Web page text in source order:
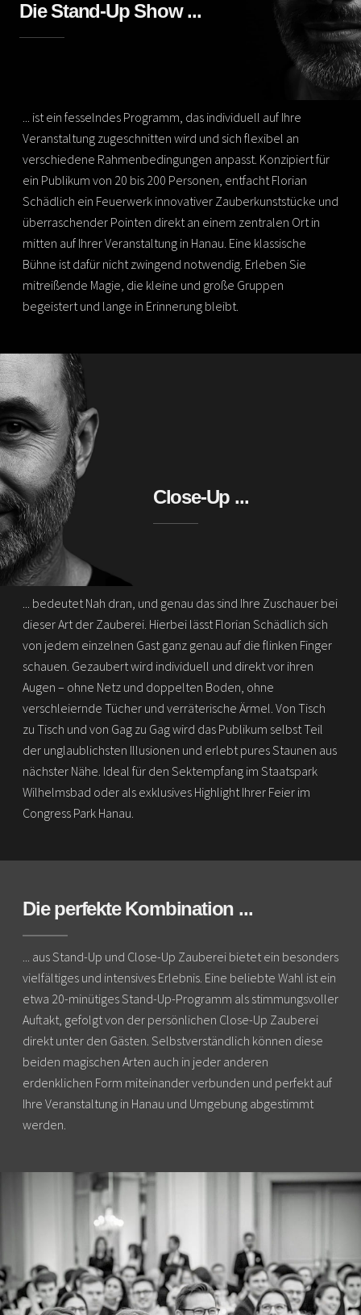
Die Stand-Up Show ...
... ist ein fesselndes Programm, das individuell auf Ihre
Veranstaltung zugeschnitten wird und sich flexibel an
verschiedene Rahmenbedingungen anpasst. Konzipiert für
ein Publikum von 20 bis 200 Personen, entfacht Florian
Schädlich ein Feuerwerk innovativer Zauberkunststücke und
überraschender Pointen direkt an einem zentralen Ort in
mitten auf Ihrer Veranstaltung in Hanau. Eine klassische
Bühne ist dafür nicht zwingend notwendig. Erleben Sie
mitreißende Magie, die kleine und große Gruppen
begeistert und lange in Erinnerung bleibt.
Close-Up ...
... bedeutet Nah dran, und genau das sind Ihre Zuschauer bei
dieser Art der Zauberei. Hierbei lässt Florian Schädlich sich
von jedem einzelnen Gast ganz genau auf die flinken Finger
schauen. Gezaubert wird individuell und direkt vor ihren
Augen – ohne Netz und doppelten Boden, ohne
verschleiernde Tücher und verräterische Ärmel. Von Tisch
zu Tisch und von Gag zu Gag wird das Publikum selbst Teil
der unglaublichsten Illusionen und erlebt pures Staunen aus
nächster Nähe. Ideal für den Sektempfang im Staatspark
Wilhelmsbad oder als exklusives Highlight Ihrer Feier im
Congress Park Hanau.
Die perfekte Kombination ...
... aus Stand-Up und Close-Up Zauberei bietet ein besonders
vielfältiges und intensives Erlebnis. Eine beliebte Wahl ist ein
etwa 20-minütiges Stand-Up-Programm als stimmungsvoller
Auftakt, gefolgt von der persönlichen Close-Up Zauberei
direkt unter den Gästen. Selbstverständlich können diese
beiden magischen Arten auch in jeder anderen
erdenklichen Form miteinander verbunden und perfekt auf
Ihre Veranstaltung in Hanau und Umgebung abgestimmt
werden.